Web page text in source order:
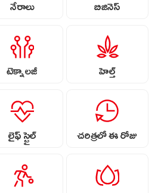
నేరాలు బిజినెస్
టెక్నాలజీ హెల్త్
లైఫ్ స్టైల్ చరిత్రలో ఈ రోజు